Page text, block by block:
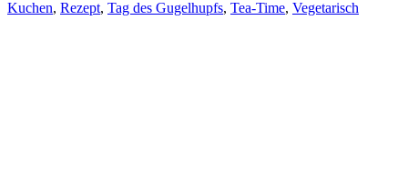
Kuchen, Rezept, Tag des Gugelhupfs, Tea-Time, Vegetarisch